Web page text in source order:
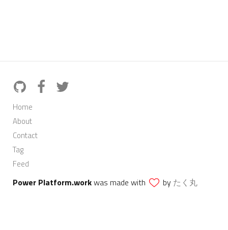
Home
About
Contact
Tag
Feed
Power Platform.workwas made with by たく丸